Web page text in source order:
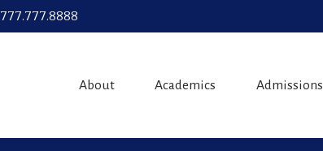
777.777.8888
About Academics Admissions